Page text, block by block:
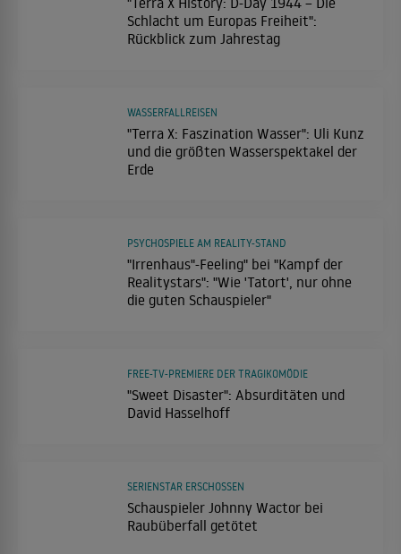
Schlacht um Europas Freiheit":
Rückblick zum Jahrestag
"Terra X: Faszination Wasser": Uli Kunz
und die größten Wasserspektakel der
Erde
WASSERFALLREISEN
"Irrenhaus"-Feeling" bei "Kampf der
Realitystars": "Wie 'Tatort', nur ohne
die guten Schauspieler"
PSYCHOSPIELE AM REALITY-STAND
"Sweet Disaster": Absurditäten und
David Hasselhoff
FREE-TV-PREMIERE DER TRAGIKOMÖDIE
Schauspieler Johnny Wactor bei
Raubüberfall getötet
SERIENSTAR ERSCHOSSEN